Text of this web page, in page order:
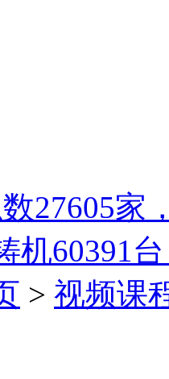
27605家
机60391
> 视频课